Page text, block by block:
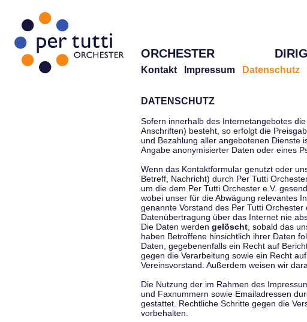
ORCHESTER
Kontakt Impressum Datenschutz
DATENSCHUTZ
Sofern innerhalb des Internetangebotes
Anschriften) besteht, so erfolgt die
und Bezahlung aller angebotenen Dienste
Angabe anonymisierter Daten oder eines
Wenn das Kontaktformular genutzt oder
Betreff, Nachricht) durch Per Tutti
um die dem Per Tutti Orchester e.V.
wobei unser für die Abwägung relevantes
genannte Vorstand des Per Tutti
Datenübertragung über das Internet nie
Die Daten werden gelöscht , sobald das
haben Betroffene hinsichtlich ihrer Daten
Daten, gegebenenfalls ein Recht auf
gegen die Verarbeitung sowie ein Recht
Vereinsvorstand. Außerdem weisen wir
Die Nutzung der im Rahmen des
und Faxnummern sowie Emailadressen
gestattet. Rechtliche Schritte gegen die
vorbehalten.